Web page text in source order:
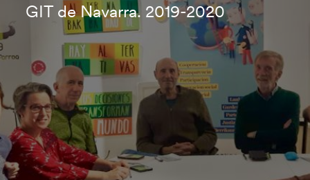
GIT de Navarra. 2019-2020